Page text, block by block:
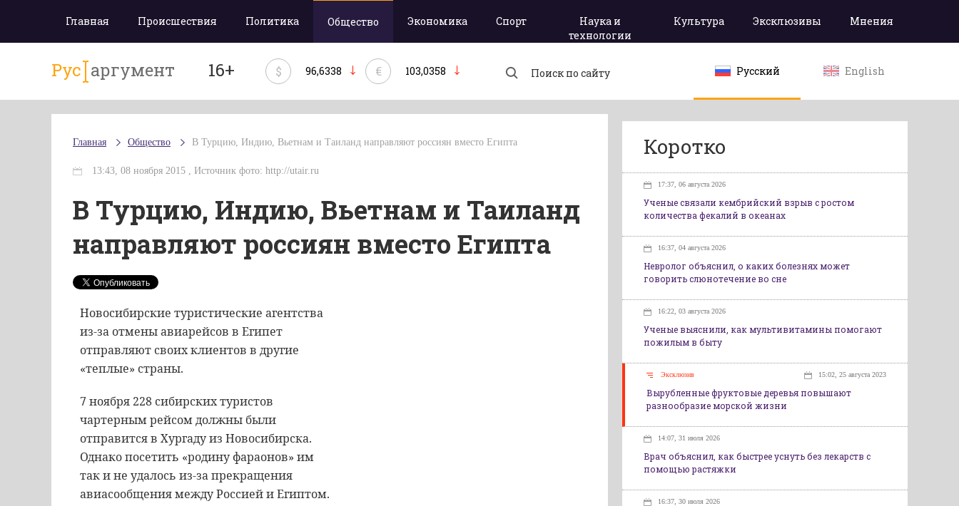
Главная Происшествия Политика Общество Экономика Спорт
Наука и
технологии
Культура Эксклюзивы Мнения
Рус аргумент 16+ $ 96,6338 € 103,0358 Русский English
Главная Общество В Турцию, Индию, Вьетнам и Таиланд направляют россиян вместо Египта
13:43, 08 ноября 2015 , Источник фото: http://utair.ru
В Турцию, Индию, Вьетнам и Таиланд
направляют россиян вместо Египта
Новосибирские туристические агентства
из-за отмены авиарейсов в Египет
отправляют своих клиентов в другие
«теплые» страны.
7 ноября 228 сибирских туристов
чартерным рейсом должны были
отправится в Хургаду из Новосибирска.
Однако посетить «родину фараонов» им
так и не удалось из-за прекращения
авиасообщения между Россией и Египтом.
Коротко
17:37, 06 августа 2026
Ученые связали кембрийский взрыв с ростом
количества фекалий в океанах
16:37, 04 августа 2026
Невролог объяснил, о каких болезнях может
говорить слюнотечение во сне
16:22, 03 августа 2026
Ученые выяснили, как мультивитамины помогают
пожилым в быту
Эксклюзив 15:02, 25 августа 2023
Вырубленные фруктовые деревья повышают
разнообразие морской жизни
14:07, 31 июля 2026
Врач объяснил, как быстрее уснуть без лекарств с
помощью растяжки
16:37, 30 июля 2026